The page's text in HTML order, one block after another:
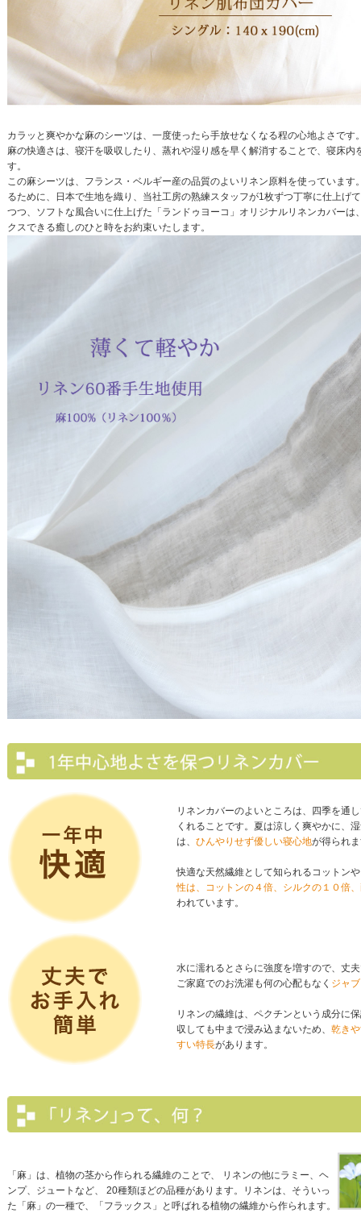
カラッと爽やかな麻のシーツは、一度使ったら手放せなくなる程の心地よさです
麻の快適さは、寝汗を吸収したり、蒸れや湿り感を早く解消することで、寝床内
す。
この麻シーツは、フランス・ベルギー産の品質のよいリネン原料を使っています
るために、日本で生地を織り、当社工房の熟練スタッフが1枚ずつ丁寧に仕上げ
つつ、ソフトな風合いに仕上げた「ランドゥヨーコ」オリジナルリネンカバーは
クスできる癒しのひと時をお約束いたします。
リネンカバーのよいところは、四季を通
くれることです。夏は涼しく爽やかに、
は、 ひんやりせず優しい寝心地が得られ
快適な天然繊維として知られるコットン
性は、コットンの４倍、シルクの１０倍
われています。
水に濡れるとさらに強度を増すので、丈
ご家庭でのお洗濯も何の心配もなく ジャ
リネンの繊維は、ペクチンという成分に
収しても中まで浸み込まないため、 乾き
すい特長があります。
「麻」は、植物の茎から作られる繊維のことで、 リネンの他にラミー、ヘ
ンプ、ジュートなど、 20種類ほどの品種があります。リネンは、そういっ
た「麻」の一種で、「フラックス」と呼ばれる植物の繊維から作られます。